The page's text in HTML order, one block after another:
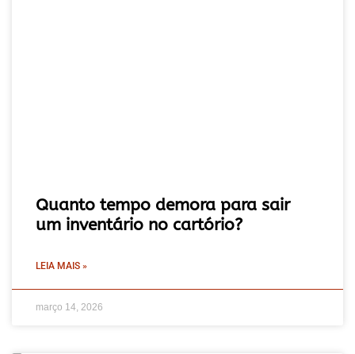
Quanto tempo demora para sair
um inventário no cartório?
LEIA MAIS »
março 14, 2026